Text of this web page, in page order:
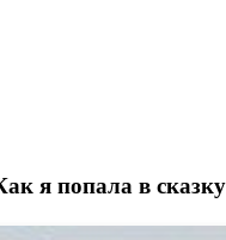
я попала в сказку